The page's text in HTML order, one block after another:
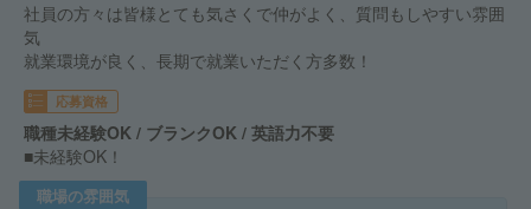
社員の方々は皆様とても気さくで仲がよく、質問もしやすい雰囲
気
就業環境が良く、長期で就業いただく方多数！
応募資格
職種未経験OK / ブランクOK / 英語力不要
■未経験OK！
職場の雰囲気